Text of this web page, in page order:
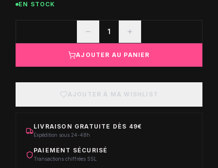
EN STOCK
1
AJOUTER AU PANIER
AJOUTER À MA WISHLIST
LIVRAISON GRATUITE DÈS 49€
Expédition sous 24-48h
PAIEMENT SÉCURISÉ
Transactions chiffrées SSL